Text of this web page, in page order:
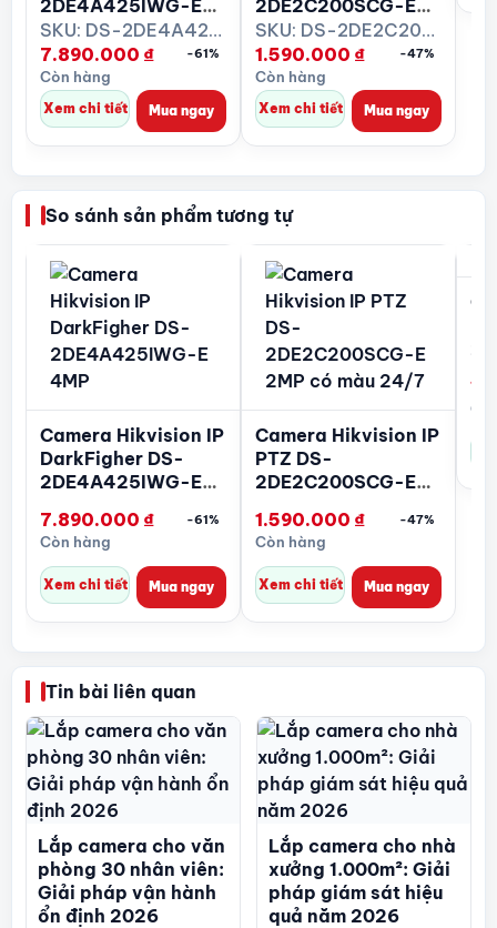
2DE4A425IWG-E
4MP
SKU: DS-2DE4A425IWG-E
7.890.000 ₫ -61%
Còn hàng
Xem chi tiết Mua ngay
2DE2C200SCG-E
2MP có màu 24/7 SKU: DS-2DE2C200SCG-E
1.590.000 ₫ -47%
Còn hàng
Xem chi tiết Mua ngay
So sánh sản phẩm tương tự
Camera Hikvision IP
DarkFigher DS-
2DE4A425IWG-E
7.890.000 ₫ -61%
Còn hàng
Xem chi tiết Mua ngay
Camera Hikvision IP
PTZ DS-
2DE2C200SCG-E
1.590.000 ₫ -47%
Còn hàng
Xem chi tiết Mua ngay
Tin bài liên quan
Lắp camera cho văn
phòng 30 nhân viên:
Giải pháp vận hành
ổn định 2026
Lắp camera cho nhà
xưởng 1.000m²: Giải
pháp giám sát hiệu
quả năm 2026